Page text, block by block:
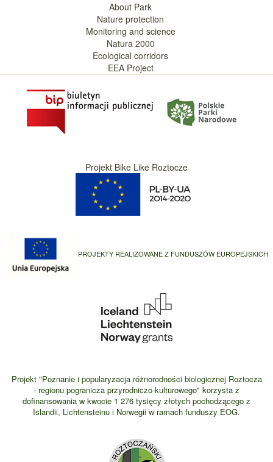
About Park
Nature protection
Monitoring and science
Natura 2000
Ecological corridors
EEA Project
Projekt Bike Like Roztocze
PROJEKTY REALIZOWANE Z FUNDUSZÓW EUROPEJSKICH
Projekt "Poznanie i popularyzacja różnorodności biologicznej Roztocza
- regionu pogranicza przyrodniczo-kulturowego" korzysta z
dofinansowania w kwocie 1 276 tysięcy złotych pochodzącego z
Islandii, Lichtensteinu i Norwegii w ramach funduszy EOG.